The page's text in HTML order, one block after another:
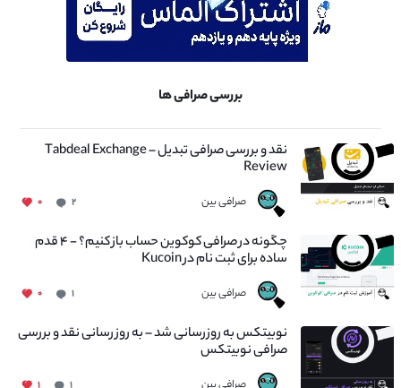
بررسی صرافی ها
نقد و بررسی صرافی تبدیل – Tabdeal Exchange
Review
صرافی بین ۲ ۰
چگونه در صرافی کوکوین حساب باز کنیم؟ - ۴ قدم
ساده برای ثبت نام در Kucoin
صرافی بین ۱ ۰
نوبیتکس به روزرسانی شد – به روز رسانی نقد و بررسی
صرافی نوبیتکس